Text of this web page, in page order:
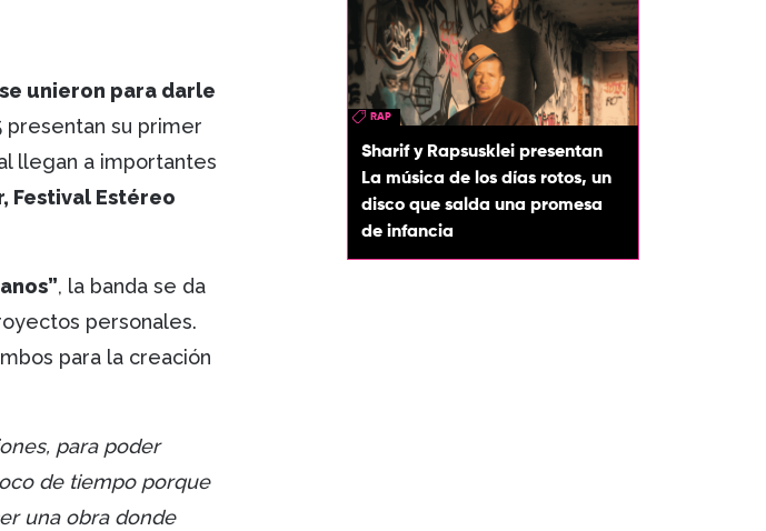
unieron para darle
presentan su primer
llegan a importantes
Festival Estéreo
, la banda se da
personales.
para la creación
para poder
de tiempo porque
una obra donde
RAP
Sharif y Rapsusklei presentan
La música de los días rotos, un
disco que salda una promesa
de infancia